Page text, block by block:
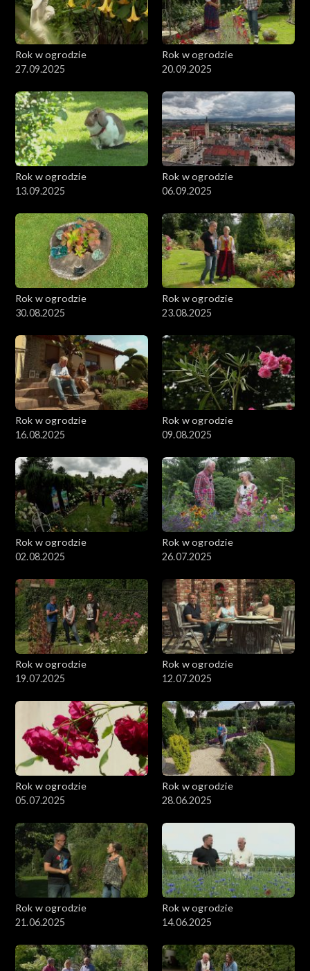
Rok w ogrodzie
27.09.2025
Rok w ogrodzie
20.09.2025
Rok w ogrodzie
13.09.2025
Rok w ogrodzie
06.09.2025
Rok w ogrodzie
30.08.2025
Rok w ogrodzie
23.08.2025
Rok w ogrodzie
16.08.2025
Rok w ogrodzie
09.08.2025
Rok w ogrodzie
02.08.2025
Rok w ogrodzie
26.07.2025
Rok w ogrodzie
19.07.2025
Rok w ogrodzie
12.07.2025
Rok w ogrodzie
05.07.2025
Rok w ogrodzie
28.06.2025
Rok w ogrodzie
21.06.2025
Rok w ogrodzie
14.06.2025